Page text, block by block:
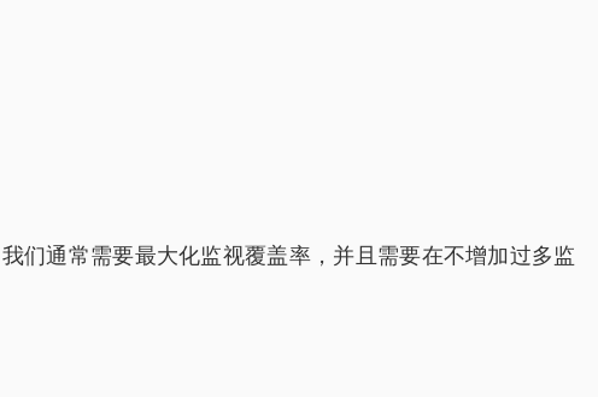
们通常需要最大化监视覆盖率，并且需要在不增加过多监